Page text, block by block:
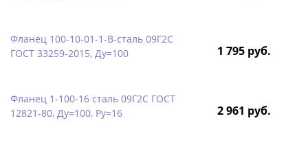
Фланец 100-10-01-1-B-сталь 09Г2С
ГОСТ 33259-2015, Ду=100
1 795 руб.
Фланец 1-100-16 сталь 09Г2С ГОСТ
12821-80, Ду=100, Ру=16
2 961 руб.